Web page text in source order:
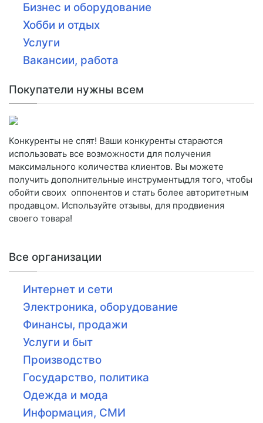
Бизнес и оборудование
Хобби и отдых
Услуги
Вакансии, работа
Покупатели нужны всем
Конкуренты не спят! Ваши конкуренты стараются
использовать все возможности для получения
максимального количества клиентов. Вы можете
получить дополнительные инструментыдля того, чтобы
обойти своих оппонентов и стать более авторитетным
продавцом. Используйте отзывы, для продвиения
своего товара!
Все организации
Интернет и сети
Электроника, оборудование
Финансы, продажи
Услуги и быт
Производство
Государство, политика
Одежда и мода
Информация, СМИ